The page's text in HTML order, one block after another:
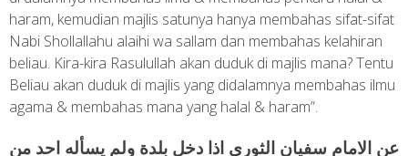
haram, kemudian majlis satunya hanya membahas sifat-sifat
Nabi Shollallahu alaihi wa sallam dan membahas kelahiran
beliau. Kira-kira Rasulullah akan duduk di majlis mana? Tentu
Beliau akan duduk di majlis yang didalamnya membahas ilmu
agama & membahas mana yang halal & haram”.
عن الامام سفيان الثوري اذا دخل بلدة ولم يسأله احد من